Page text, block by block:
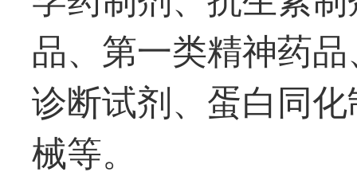
品、 第一类精神药
诊断试剂、蛋白同
械等。